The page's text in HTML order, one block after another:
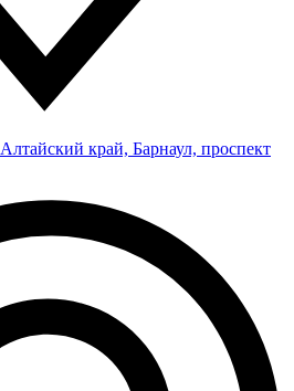
Алтайский край, Барнаул, проспект